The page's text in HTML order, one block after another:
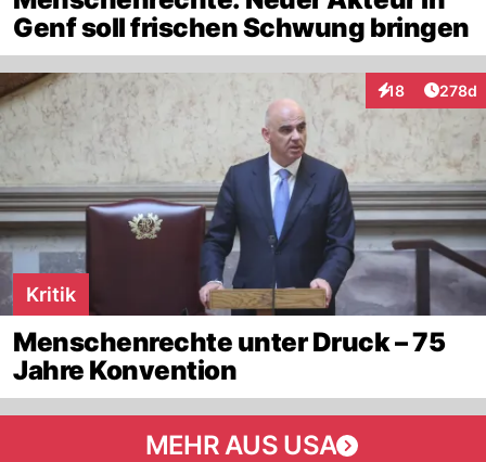
Genf soll frischen Schwung bringen
18
Interaktionen
278d
Kritik
Menschenrechte unter Druck – 75
Jahre Konvention
MEHR AUS USA